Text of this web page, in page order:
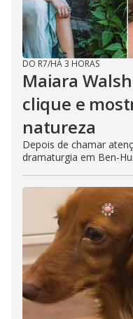
DO R7/HÁ 3 HORAS
Maiara
clique e
natureza
Depois de chamar
dramaturgia em Ben-